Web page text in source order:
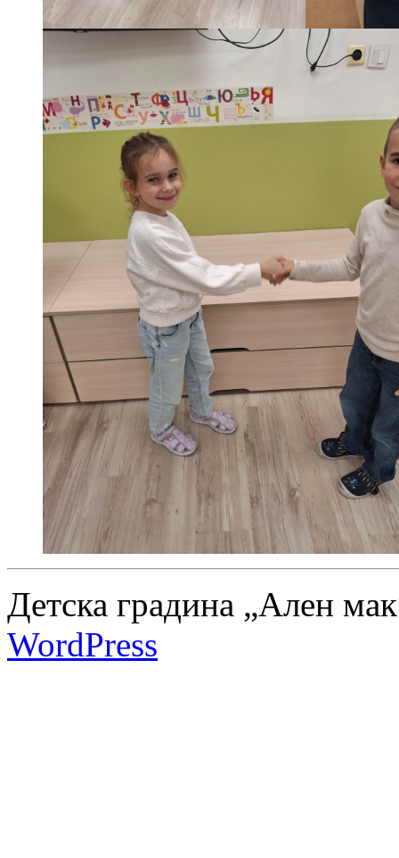
Детска градина „Ален
WordPress